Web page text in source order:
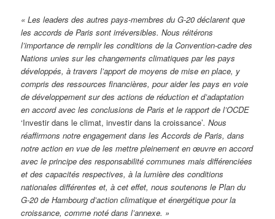
« Les leaders des autres pays-membres du G-20 déclarent que
les accords de Paris sont irréversibles. Nous réitérons
l’importance de remplir les conditions de la Convention-cadre des
Nations unies sur les changements climatiques par les pays
développés, à travers l’apport de moyens de mise en place, y
compris des ressources financières, pour aider les pays en voie
de développement sur des actions de réduction et d’adaptation
en accord avec les conclusions de Paris et le rapport de l’OCDE
‘Investir dans le climat, investir dans la croissance’. Nous
réaffirmons notre engagement dans les Accords de Paris, dans
notre action en vue de les mettre pleinement en œuvre en accord
avec le principe des responsabilité communes mais différenciées
et des capacités respectives, à la lumière des conditions
nationales différentes et, à cet effet, nous soutenons le Plan du
G-20 de Hambourg d’action climatique et énergétique pour la
croissance, comme noté dans l’annexe. »